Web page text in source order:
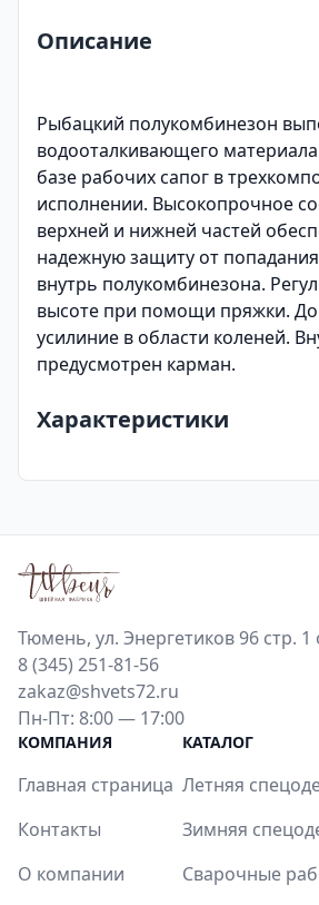
Описание
Рыбацкий полукомбинезон
водооталкивающего
базе рабочих сапог в
исполнении. Высокопрочное
верхней и нижней частей
надежную защиту от
внутрь полукомбинезона.
высоте при помощи пряжки.
усилиние в области коленей.
предусмотрен карман.
Характеристики
Тюмень, ул. Энергетиков 96 стр. 1
8 (345) 251-81-56
zakaz@shvets72.ru
Пн-Пт: 8:00 — 17:00
КОМПАНИЯ
Главная страница
Контакты
О компании
КАТАЛОГ
Летняя
Зимняя
Сварочные